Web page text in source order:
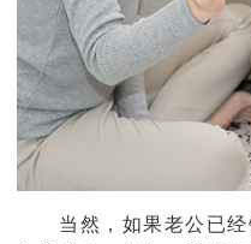
当然，如果老公已经